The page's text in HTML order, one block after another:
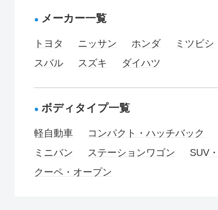
メーカー一覧
トヨタ ニッサン ホンダ
ミツビシ
スバル
スズキ ダイハツ
ボディタイプ一覧
軽自動車
コンパクト・ハッチバック
ミニバン
ステーションワゴン
SUV
クーペ・オープン